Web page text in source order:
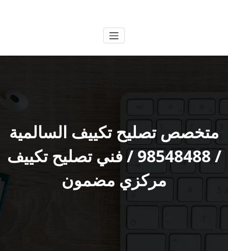
متخصص تصليح تكييف السالمية
/ 98548488 / فني تصليح تكييف
مركزي مضمون